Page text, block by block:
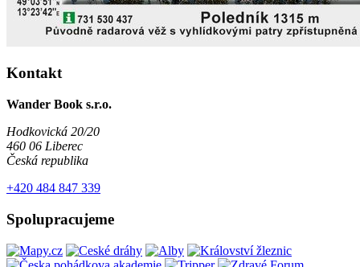
Kontakt
Wander Book s.r.o.
Hodkovická 20/20
460 06 Liberec
Česká republika
+420 484 847 339
Spolupracujeme